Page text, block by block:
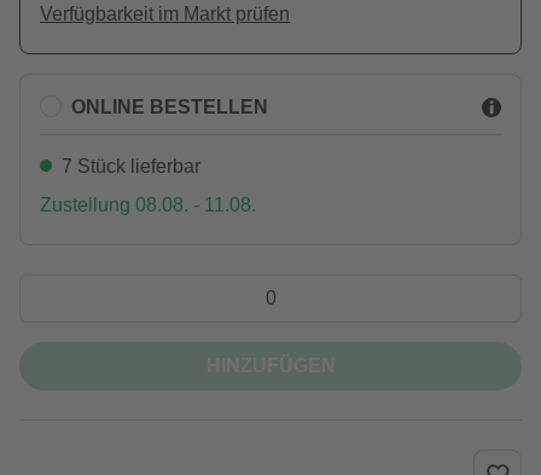
Verfügbarkeit im Markt prüfen
ONLINE BESTELLEN
7 Stück lieferbar
Zustellung 08.08. - 11.08.